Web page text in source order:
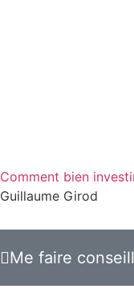
Comment bien
Guillaume Girod
Me faire